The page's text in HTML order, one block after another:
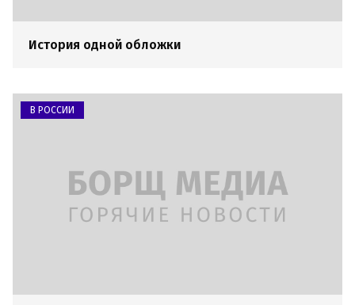
История одной обложки
В РОССИИ